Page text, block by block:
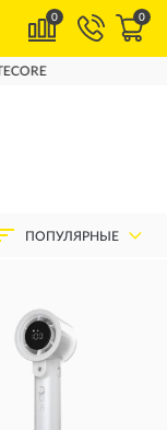
0 0
ПОПУЛЯРНЫЕ